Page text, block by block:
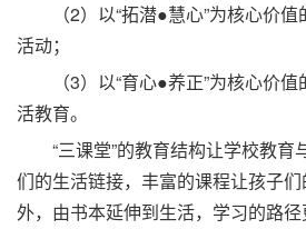
（2）以“拓潜●慧心”为核心价
活动；
（3）以“育心●养正”为核心价
活教育。
“三课堂”的教育结构让学校教育
们的生活链接，丰富的课程让孩子
外，由书本延伸到生活，学习的路